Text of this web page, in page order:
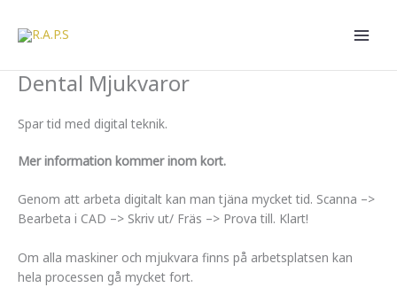
innehåll
Dental Mjukvaror
Spar tid med digital teknik.
Mer information kommer inom kort.
Genom att arbeta digitalt kan man tjäna mycket tid. Scanna –>
Bearbeta i CAD –> Skriv ut/ Fräs –> Prova till. Klart!
Om alla maskiner och mjukvara finns på arbetsplatsen kan
hela processen gå mycket fort.